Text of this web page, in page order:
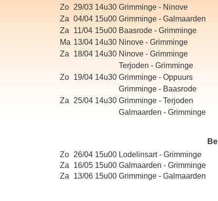
Zo
29/03 14u30 Grimminge - Ninove
Za 04/04 15u00 Grimminge - Galmaarden
Za
11/04 15u00 Baasrode - Grimminge
Ma 13/04 14u30 Ninove - Grimminge
Za
18/04 14u30 Ninove - Grimminge
Terjoden - Grimminge
Zo
19/04 14u30 Grimminge - Oppuurs
Grimminge - Baasrode
Za
25/04 14u30 Grimminge - Terjoden
Galmaarden - Grimminge
Zo
26/04 15u00 Lodelinsart - Grimminge
Za
16/05 15u00 Galmaarden - Grimminge
Za
13/06 15u00 Grimminge - Galmaarden